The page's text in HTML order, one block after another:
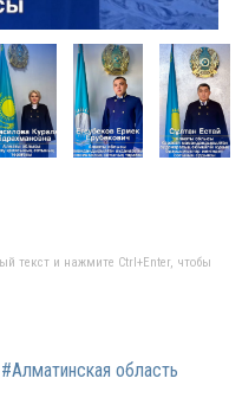
текст и нажмите Ctrl+Enter, чтобы
#Алматинская область